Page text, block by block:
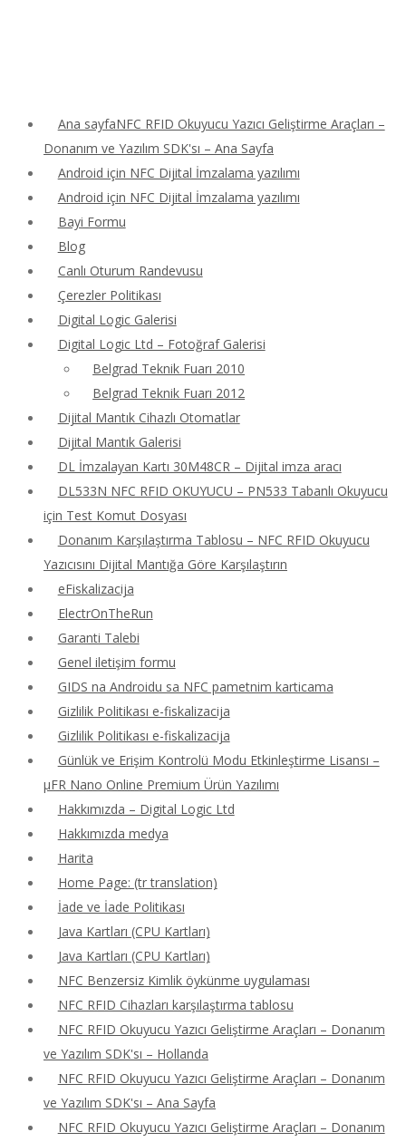
Ana sayfaNFC RFID Okuyucu Yazıcı Geliştirme Araçları –
Donanım ve Yazılım SDK'sı – Ana Sayfa
Android için NFC Dijital İmzalama yazılımı
Android için NFC Dijital İmzalama yazılımı
Bayi Formu
Blog
Canlı Oturum Randevusu
Çerezler Politikası
Digital Logic Galerisi
Digital Logic Ltd – Fotoğraf Galerisi
Belgrad Teknik Fuarı 2010
Belgrad Teknik Fuarı 2012
Dijital Mantık Cihazlı Otomatlar
Dijital Mantık Galerisi
DL İmzalayan Kartı 30M48CR – Dijital imza aracı
DL533N NFC RFID OKUYUCU – PN533 Tabanlı Okuyucu
için Test Komut Dosyası
Donanım Karşılaştırma Tablosu – NFC RFID Okuyucu
Yazıcısını Dijital Mantığa Göre Karşılaştırın
eFiskalizacija
ElectrOnTheRun
Garanti Talebi
Genel iletişim formu
GIDS na Androidu sa NFC pametnim karticama
Gizlilik Politikası e-fiskalizacija
Gizlilik Politikası e-fiskalizacija
Günlük ve Erişim Kontrolü Modu Etkinleştirme Lisansı –
μFR Nano Online Premium Ürün Yazılımı
Hakkımızda – Digital Logic Ltd
Hakkımızda medya
Harita
Home Page: (tr translation)
İade ve İade Politikası
Java Kartları (CPU Kartları)
Java Kartları (CPU Kartları)
NFC Benzersiz Kimlik öykünme uygulaması
NFC RFID Cihazları karşılaştırma tablosu
NFC RFID Okuyucu Yazıcı Geliştirme Araçları – Donanım
ve Yazılım SDK'sı – Hollanda
NFC RFID Okuyucu Yazıcı Geliştirme Araçları – Donanım
ve Yazılım SDK'sı – Ana Sayfa
NFC RFID Okuyucu Yazıcı Geliştirme Araçları – Donanım